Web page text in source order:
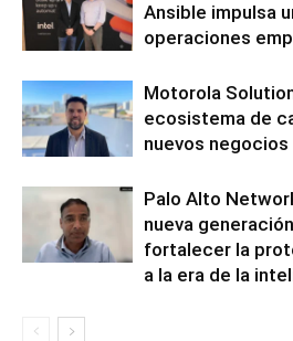
Ansible impulsa
operaciones
Motorola
ecosistema de
nuevos negocios
Palo Alto
nueva
fortalecer la
a la era de la